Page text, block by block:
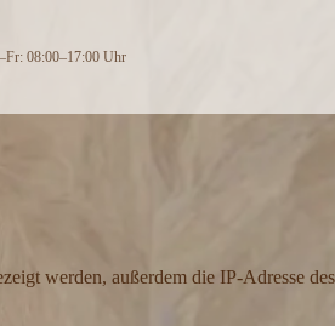
08:00–17:00 Uhr
werden, außerdem die IP-Adresse